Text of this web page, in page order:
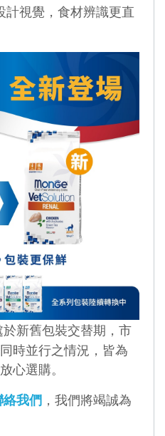
計視覺，食材辨識更直
於新舊包裝交替期，市
時並行之情況，皆為
心選購。
絡我們 ，我們將竭誠為